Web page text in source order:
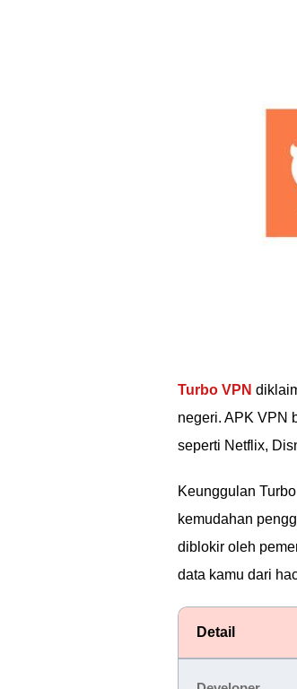
Turbo VPN
negeri. APK VPN
seperti Netflix,
Keunggulan
kemudahan
diblokir oleh
data kamu dari
Detail